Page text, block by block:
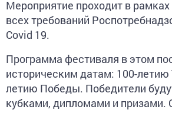
Мероприятие проходит в
всех требований
Covid 19.
Программа фестиваля в этом
историческим датам: 100-
летию Победы. Победители
кубками, дипломами и призами.